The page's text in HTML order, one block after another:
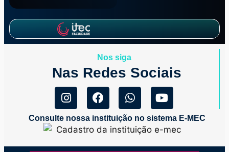
Nos siga
Nas Redes Sociais
Consulte nossa instituição no sistema E-MEC